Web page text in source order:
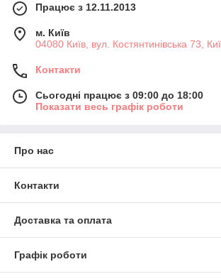
Працює з 12.11.2013
м. Київ
04080 Київ, вул. Костянтинівська 73,
Контакти
Сьогодні працює з 09:00 до 18:00
Показати весь графік роботи
Про нас
Контакти
Доставка та оплата
Графік роботи